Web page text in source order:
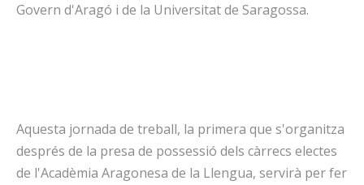
Govern d'Aragó i de la Universitat de Saragossa.
Aquesta jornada de treball, la primera que s'organitza
després de la presa de possessió dels càrrecs electes
de l'Acadèmia Aragonesa de la Llengua, servirà per fer